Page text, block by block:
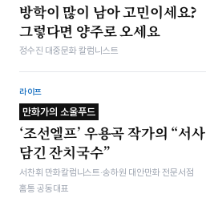
방학이 많이 남아 고민이세요?
그렇다면 양주로 오세요
정수진 대중문화 칼럼니스트
라이프
만화가의 소울푸드
‘조선엘프’ 우용곡 작가의 “서사
담긴 잔치국수”
서찬휘 만화칼럼니스트·송하원 대안만화 전문서점
홈통 공동대표